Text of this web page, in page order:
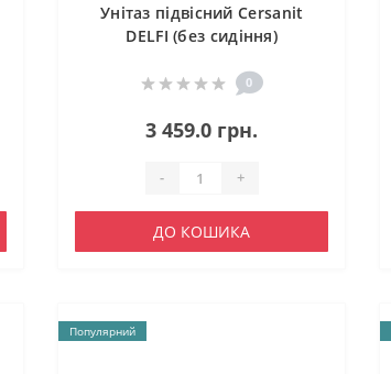
Унітаз підвісний Cersanit
DELFI (без сидіння)
0
3 459.0 грн.
- +
ДО КОШИКА
Популярний